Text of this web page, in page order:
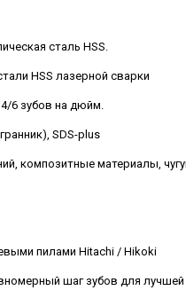
сталь HSS.
HSS лазерной сварки
6 зубов на дюйм.
SDS-plus
композитные материалы,
пилами Hitachi / Hikoki
шаг зубов для